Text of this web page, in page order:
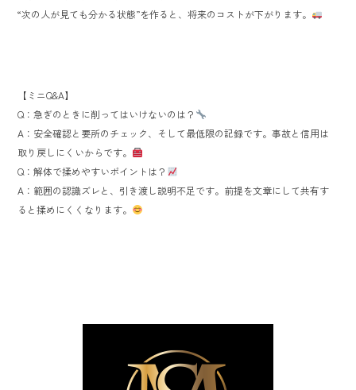
“次の人が見ても分かる状態”を作ると、将来のコストが下がります。
【ミニQ&A】
Q：急ぎのときに削ってはいけないのは？
A：安全確認と要所のチェック、そして最低限の記録です。事故と信用は
取り戻しにくいからです。
Q：解体で揉めやすいポイントは？
A：範囲の認識ズレと、引き渡し説明不足です。前提を文章にして共有す
ると揉めにくくなります。